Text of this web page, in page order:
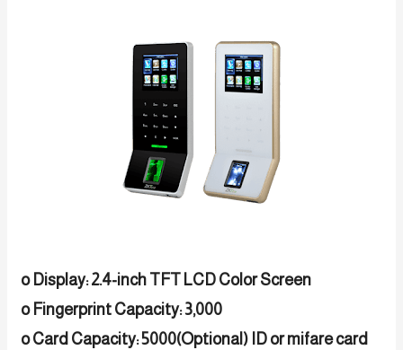
o Display: 2.4-inch TFT LCD Color Screen
o Fingerprint Capacity: 3,000
o Card Capacity: 5000(Optional) ID or mifare card